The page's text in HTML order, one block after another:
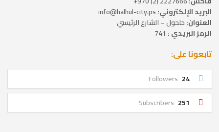
info@halhul-city.ps
– الشارع الرئيسي
:
741
Followers
Subscribers